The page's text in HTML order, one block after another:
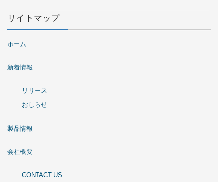
サイトマップ
ホーム
新着情報
リリース
おしらせ
製品情報
会社概要
CONTACT US